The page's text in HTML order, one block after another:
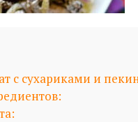
с сухариками и